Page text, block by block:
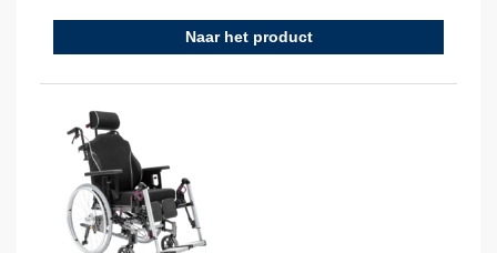
Naar het product